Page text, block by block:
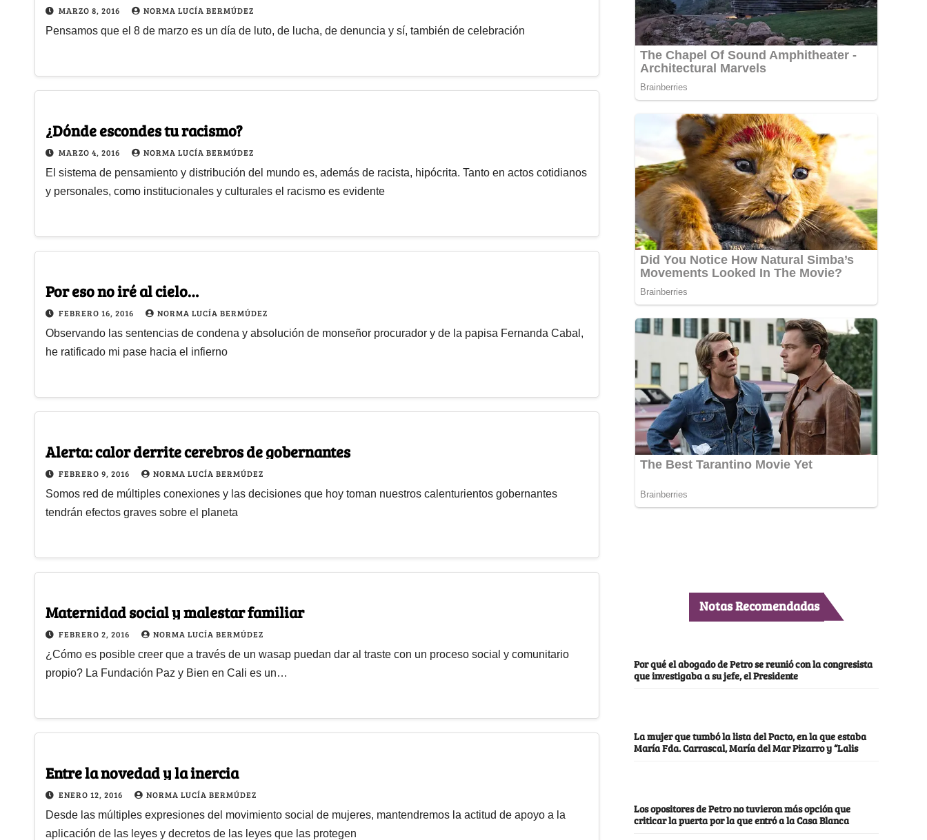
MARZO 8, 2016 NORMA LUCÍA BERMÚDEZ
Pensamos que el 8 de marzo es un día de luto, de lucha, de denuncia y sí, también de celebración
¿Dónde escondes tu racismo?
MARZO 4, 2016 NORMA LUCÍA BERMÚDEZ
El sistema de pensamiento y distribución del mundo es, además de racista, hipócrita. Tanto en actos cotidianos
y personales, como institucionales y culturales el racismo es evidente
Por eso no iré al cielo…
FEBRERO 16, 2016 NORMA LUCÍA BERMÚDEZ
Observando las sentencias de condena y absolución de monseñor procurador y de la papisa Fernanda Cabal,
he ratificado mi pase hacia el infierno
Alerta: calor derrite cerebros de gobernantes
FEBRERO 9, 2016 NORMA LUCÍA BERMÚDEZ
Somos red de múltiples conexiones y las decisiones que hoy toman nuestros calenturientos gobernantes
tendrán efectos graves sobre el planeta
Maternidad social y malestar familiar
FEBRERO 2, 2016 NORMA LUCÍA BERMÚDEZ
¿Cómo es posible creer que a través de un wasap puedan dar al traste con un proceso social y comunitario
propio? La Fundación Paz y Bien en Cali es un…
Entre la novedad y la inercia
ENERO 12, 2016 NORMA LUCÍA BERMÚDEZ
Desde las múltiples expresiones del movimiento social de mujeres, mantendremos la actitud de apoyo a la
aplicación de las leyes y decretos de las leyes que las protegen
Notas Recomendadas
Por qué el abogado de Petro se reunió con la congresista
que investigaba a su jefe, el Presidente
La mujer que tumbó la lista del Pacto, en la que estaba
María Fda. Carrascal, María del Mar Pizarro y “Lalis
Los opositores de Petro no tuvieron más opción que
criticar la puerta por la que entró a la Casa Blanca